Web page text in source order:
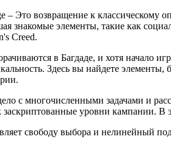
– Это возвращение к
знакомые элементы, такие как
Creed.
в Багдаде, и хотя начало
Здесь вы найдете
с многочисленными задачами и
заскриптованные уровни кампании.
свободу выбора и нелинейный